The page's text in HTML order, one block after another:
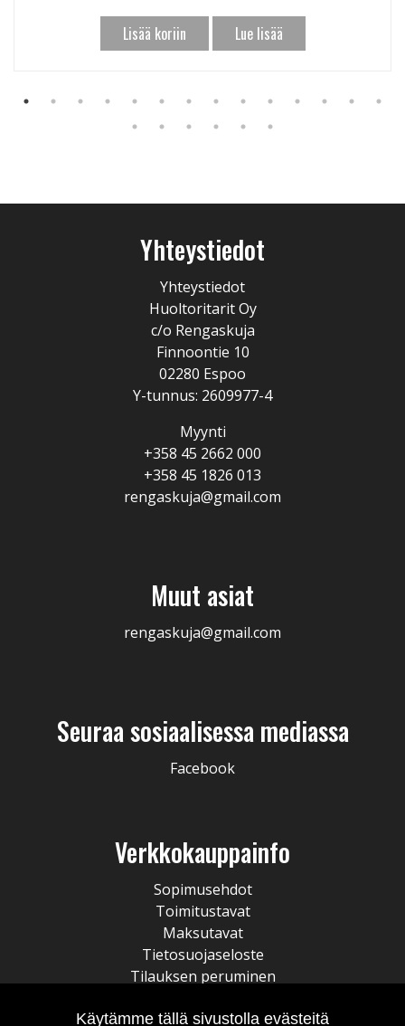
Lisää koriin Lue lisää
Yhteystiedot
Yhteystiedot
Huoltoritarit Oy
c/o Rengaskuja
Finnoontie 10
02280 Espoo
Y-tunnus: 2609977-4
Myynti
+358 45 2662 000
+358 45 1826 013
rengaskuja@gmail.com
Muut asiat
rengaskuja@gmail.com
Seuraa sosiaalisessa mediassa
Facebook
Verkkokauppainfo
Sopimusehdot
Toimitustavat
Maksutavat
Tietosuojaseloste
Tilauksen peruminen
Käytämme tällä sivustolla evästeitä